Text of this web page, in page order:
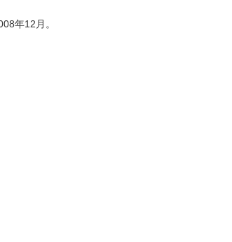
年12月。